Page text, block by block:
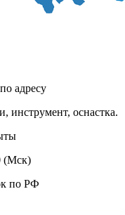
адресу
инструмент, оснастка.
(Мск)
по РФ